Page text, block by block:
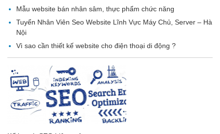
Mẫu website bán nhân sâm, thực phẩm chức năng
Tuyển Nhân Viên Seo Website Lĩnh Vực Máy Chủ, Server – Hà
Nội
Vì sao cần thiết kế website cho điện thoại di động ?